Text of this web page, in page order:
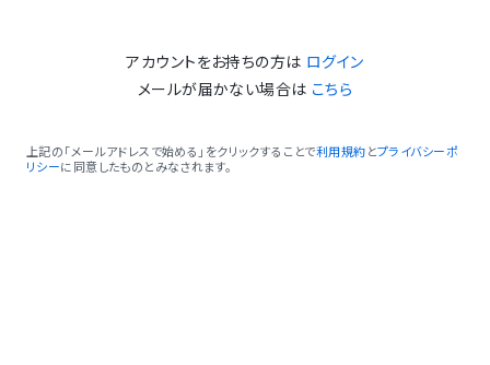
アカウントをお持ちの方は ログイン
メールが届かない場合は こちら
上記の「メールアドレスで始める」をクリックすることで利用規約 とプライバシーポ
リシーに同意したものとみなされます。